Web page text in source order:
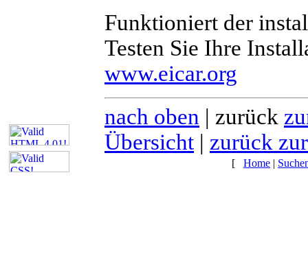
Funktioniert der
Testen Sie Ihre
www.eicar.org
nach oben | zurück
Übersicht | zurück
[ Home |